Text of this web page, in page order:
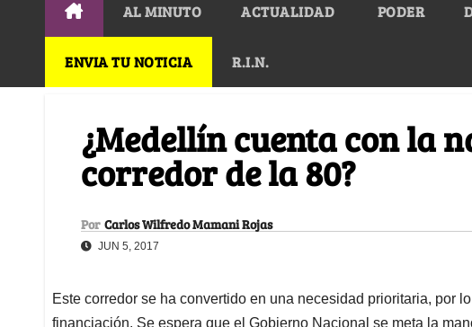
AL MINUTO ACTUALIDAD PODER
ENVIA TU NOTICIA R.I.N.
¿Medellín cuenta con la
corredor de la 80?
Por Carlos Wilfredo Mamani Rojas
JUN 5, 2017
Este corredor se ha convertido en una necesidad prioritaria, por
financiación. Se espera que el Gobierno Nacional se meta la